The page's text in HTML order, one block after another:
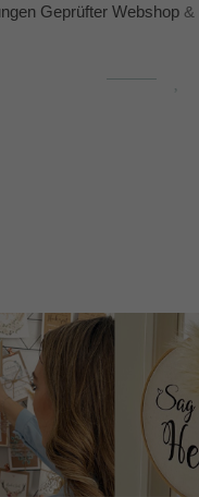
Geprüfter Webshop &